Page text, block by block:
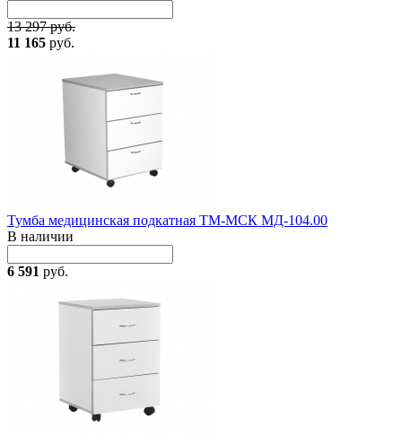
13 297 руб.
11 165 руб.
Тумба медицинская подкатная ТМ-МСК МД-104.00
В наличии
6 591 руб.